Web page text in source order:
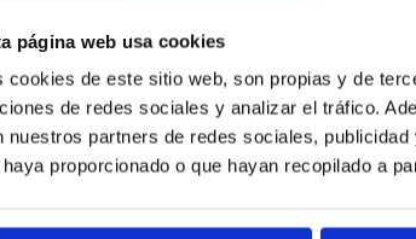
página web usa cookies
cookies de este sitio web, son propias y de
de redes sociales y analizar el tráfico.
nuestros partners de redes sociales,
haya proporcionado o que hayan recopilado a
club.